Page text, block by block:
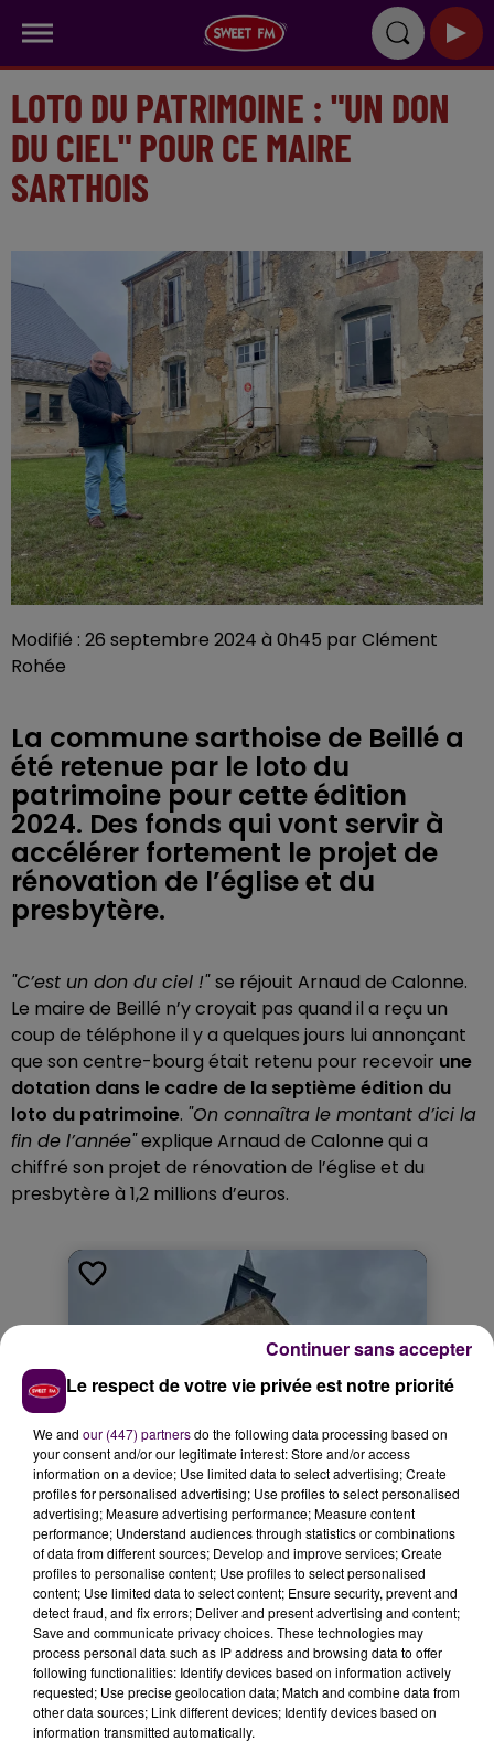
LOTO DU PATRIMOINE : "UN DON
DU CIEL" POUR CE MAIRE
SARTHOIS
Modifié : 26 septembre 2024 à 0h45 par Clément
Rohée
La commune sarthoise de Beillé a
été retenue par le loto du
patrimoine pour cette édition
2024. Des fonds qui vont servir à
accélérer fortement le projet de
rénovation de l’église et du
presbytère.
"C’est un don du ciel !"se réjouit Arnaud de Calonne.
Le maire de Beillé n’y croyait pas quand il a reçu un
coup de téléphone il y a quelques jours lui annonçant
que son centre-bourg était retenu pour recevoir une
dotation dans le cadre de la septième édition du
loto du patrimoine. "On connaîtra le montant d’ici la
fin de l’année"explique Arnaud de Calonne qui a
chiffré son projet de rénovation de l’église et du
presbytère à 1,2 millions d’euros.
Le respect de votre vie privée est notre priorité
We and our (447) partnersdo the following data processing based on
your consent and/or our legitimate interest: Store and/or access
information on a device; Use limited data to select advertising; Create
profiles for personalised advertising; Use profiles to select personalised
advertising; Measure advertising performance; Measure content
performance; Understand audiences through statistics or combinations
of data from different sources; Develop and improve services; Create
profiles to personalise content; Use profiles to select personalised
content; Use limited data to select content; Ensure security, prevent and
detect fraud, and fix errors; Deliver and present advertising and content;
Save and communicate privacy choices. These technologies may
process personal data such as IP address and browsing data to offer
following functionalities: Identify devices based on information actively
requested; Use precise geolocation data; Match and combine data from
other data sources; Link different devices; Identify devices based on
information transmitted automatically.
Continuer sans accepter